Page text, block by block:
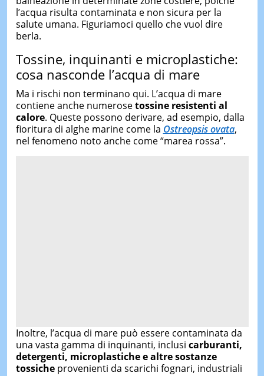
l’acqua risulta contaminata e non sicura per la
salute umana. Figuriamoci quello che vuol dire
berla.
Tossine, inquinanti e microplastiche:
cosa nasconde l’acqua di mare
Ma i rischi non terminano qui. L’acqua di mare
contiene anche numerosetossine resistenti al
calore. Queste possono derivare, ad esempio, dalla
fioritura di alghe marine come la Ostreopsis ovata,
nel fenomeno noto anche come “marea rossa”.
Inoltre, l’acqua di mare può essere contaminata da
una vasta gamma di inquinanti, inclusi carburanti,
detergenti, microplastiche e altre sostanze
tossicheprovenienti da scarichi fognari, industriali